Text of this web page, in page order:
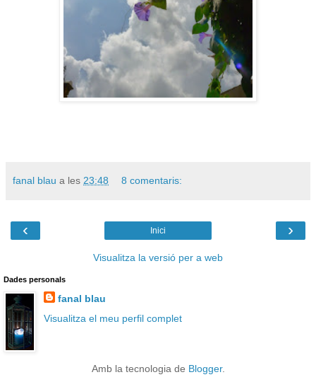
fanal blau a les 23:48 8 comentaris:
‹ ›
Inici
Visualitza la versió per a web
Dades personals
fanal blau
Visualitza el meu perfil complet
Amb la tecnologia de Blogger.